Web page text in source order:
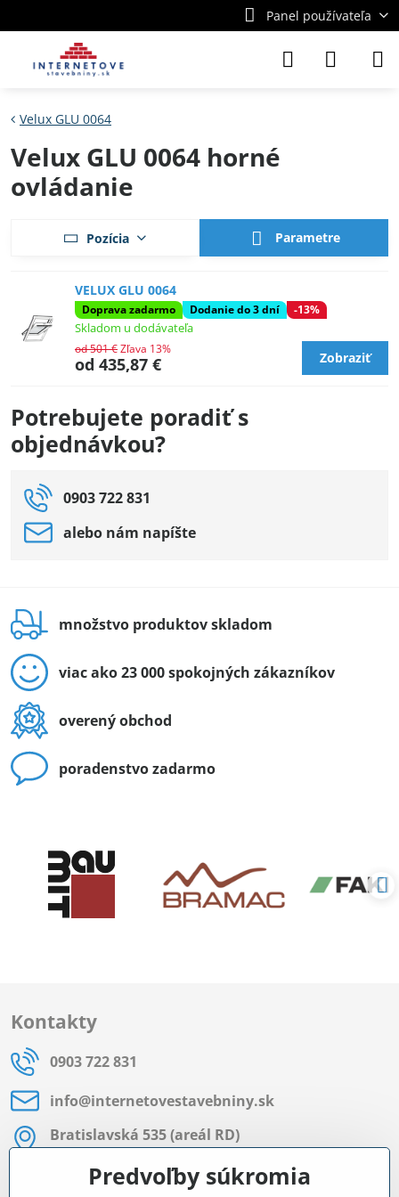
Panel používateľa
Velux GLU 0064
Velux GLU 0064 horné
ovládanie
Pozícia Parametre
VELUX GLU 0064
Doprava zadarmo Dodanie do 3 dní -13%
Skladom u dodávateľa
od 435,87 €
od 501 €Zľava 13%
Zobraziť
Potrebujete poradiť s
objednávkou?
0903 722 831
alebo nám napíšte
množstvo produktov skladom
viac ako 23 000 spokojných zákazníkov
overený obchod
poradenstvo zadarmo
Kontakty
0903 722 831
info​@internetovestavebniny​.sk
Bratislavská 535 (areál RD)
Most pri Bratislave
Pon - Pia 8:00 - 11:30 a 12:15 - 15:30
Predvoľby súkromia